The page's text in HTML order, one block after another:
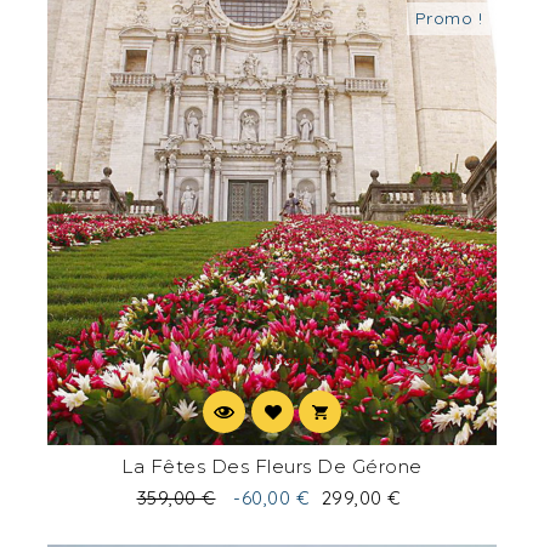
Promo !
La Fêtes Des Fleurs De Gérone
359,00 €
-60,00 € 299,00 €